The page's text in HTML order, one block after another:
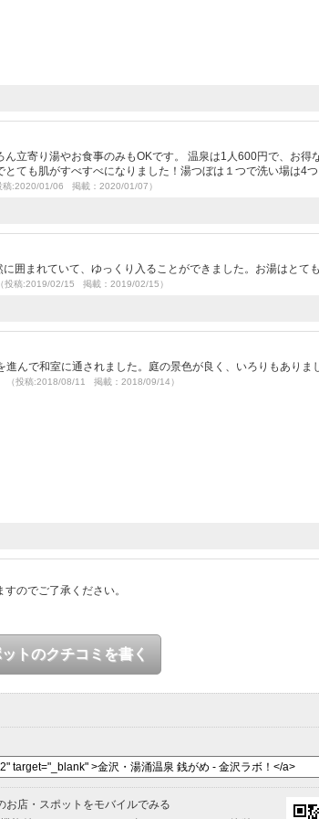
立寄り湯やお食事のみもOKです。 温泉は1人600円で、お得
ても肌がすべすべになりました！湯つぼは１つで洗い場は4つ
稿:2020/01/06 掲載：2020/01/07）
囲まれていて、ゆっくり入ることができました。お湯はとて
（投稿:2019/02/15 掲載：2019/02/15）
んで和室に通されました。庭の景色が良く、いろりもありま
（投稿:2018/08/11 掲載：2018/09/14）
のでご了承ください。
トのクチコミを書く
お店・スポットをモバイルでみる